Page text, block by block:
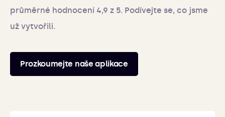
průměrné hodnocení 4,9 z 5. Podívejte se, co jsme
už vytvořili.
Prozkoumejte naše aplikace